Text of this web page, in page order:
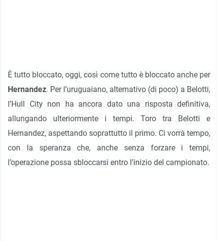
È tutto bloccato, oggi, così come tutto è bloccato anche per
Hernandez. Per l’uruguaiano, alternativo (di poco) a Belotti,
l’Hull City non ha ancora dato una risposta definitiva,
allungando ulteriormente i tempi. Toro tra Belotti e
Hernandez, aspettando soprattutto il primo. Ci vorrà tempo,
con la speranza che, anche senza forzare i tempi,
l’operazione possa sbloccarsi entro l’inizio del campionato.